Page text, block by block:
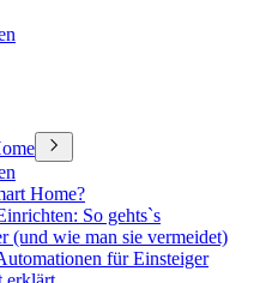
Home?
So gehts`s
(und wie man sie vermeidet)
für Einsteiger